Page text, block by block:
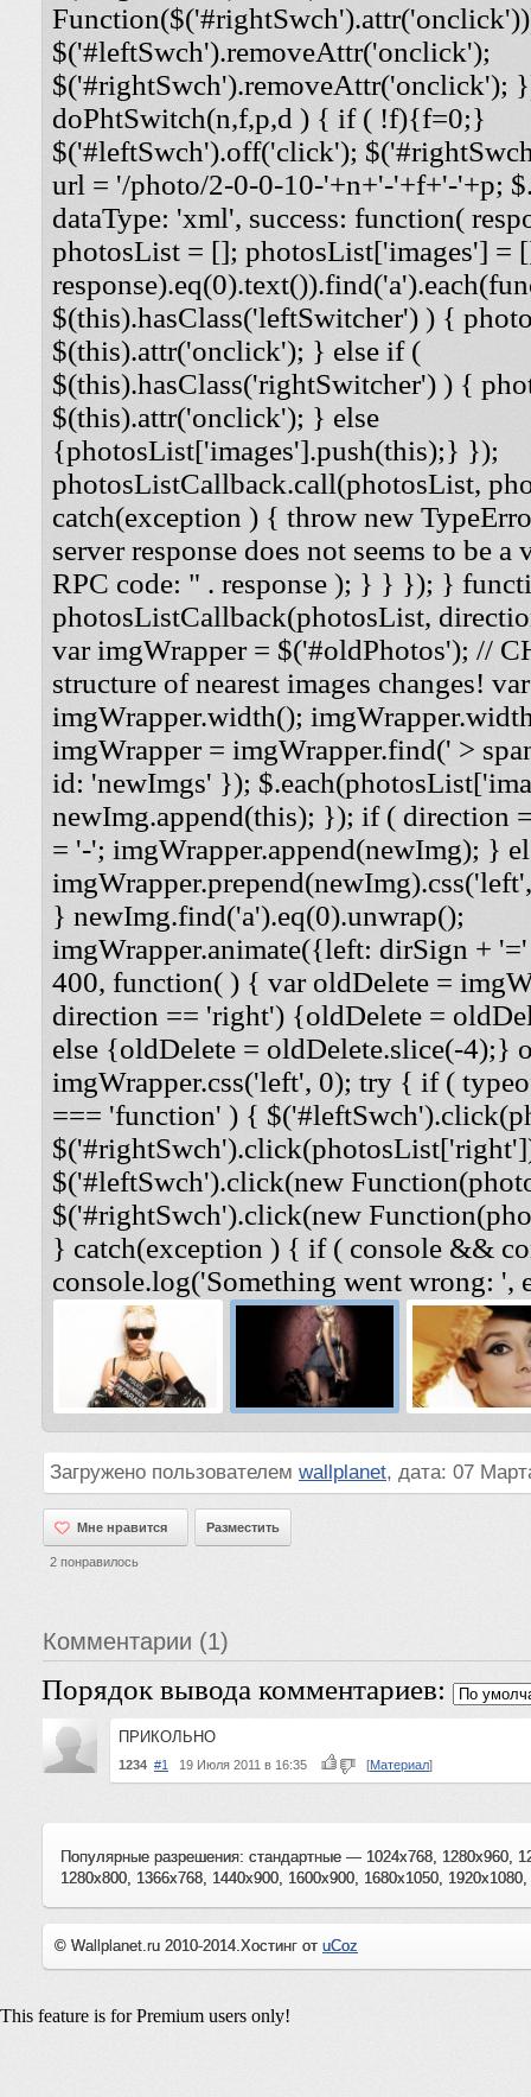
$('#leftSwch').removeAttr('onclick');
$('#rightSwch').removeAttr('onclick');
doPhtSwitch(n,f,p,d ) { if ( !f){f=0;}
$('#leftSwch').off('click');
url = '/photo/2-0-0-10-'+n+'-'+f+'-'+p;
dataType: 'xml', success: function(
photosList = []; photosList['images'] =
$(this).hasClass('leftSwitcher') ) {
$(this).attr('onclick'); } else if (
$(this).hasClass('rightSwitcher') ) {
$(this).attr('onclick'); } else
{photosList['images'].push(this);} });
photosListCallback.call(photosList,
catch(exception ) { throw new
server response does not seems to be
RPC code: " . response ); } } }); }
photosListCallback(photosList,
var imgWrapper = $('#oldPhotos'); //
structure of nearest images changes!
imgWrapper.width();
imgWrapper = imgWrapper.find(' >
id: 'newImgs' });
newImg.append(this); }); if ( direction
= '-'; imgWrapper.append(newImg); }
} newImg.find('a').eq(0).unwrap();
imgWrapper.animate({left: dirSign +
400, function( ) { var oldDelete =
direction == 'right') {oldDelete =
else {oldDelete = oldDelete.slice(-4);}
imgWrapper.css('left', 0); try { if (
=== 'function' ) {
$('#leftSwch').click(new
$('#rightSwch').click(new
} catch(exception ) { if ( console &&
console.log('Something went wrong:
Загружено пользователем wallplanet, дата: 07
Мне нравится
Мне нравится Разместить
2 понравилось
Комментарии (1)
Порядок вывода комментариев:
ПРИКОЛЬНО
1234 #1 19 Июля 2011 в 16:35 [Материал]
Популярные разрешения: стандартные — 1024x768, 1280x960,
1280x800, 1366x768, 1440x900, 1600x900, 1680x1050,
© Wallplanet.ru 2010-2014.Хостинг от uCoz
This feature is for Premium users only!